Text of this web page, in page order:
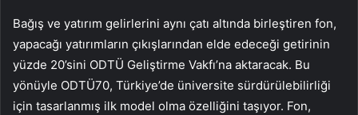
Bağış ve yatırım gelirlerini aynı çatı altında birleştiren fon,
yapacağı yatırımların çıkışlarından elde edeceği getirinin
yüzde 20’sini ODTÜ Geliştirme Vakfı’na aktaracak. Bu
yönüyle ODTÜ70, Türkiye’de üniversite sürdürülebilirliği
için tasarlanmış ilk model olma özelliğini taşıyor. Fon,